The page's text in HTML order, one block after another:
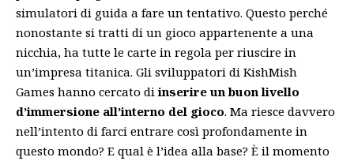
simulatori di guida a fare un tentativo. Questo perché
nonostante si tratti di un gioco appartenente a una
nicchia, ha tutte le carte in regola per riuscire in
un’impresa titanica. Gli sviluppatori di KishMish
Games hanno cercato diinserire un buon livello
d’immersione all’interno del gioco. Ma riesce davvero
nell’intento di farci entrare così profondamente in
questo mondo? E qual è l’idea alla base? È il momento